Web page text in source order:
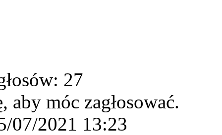
27
aby móc zagłosować.
07/2021 13:23